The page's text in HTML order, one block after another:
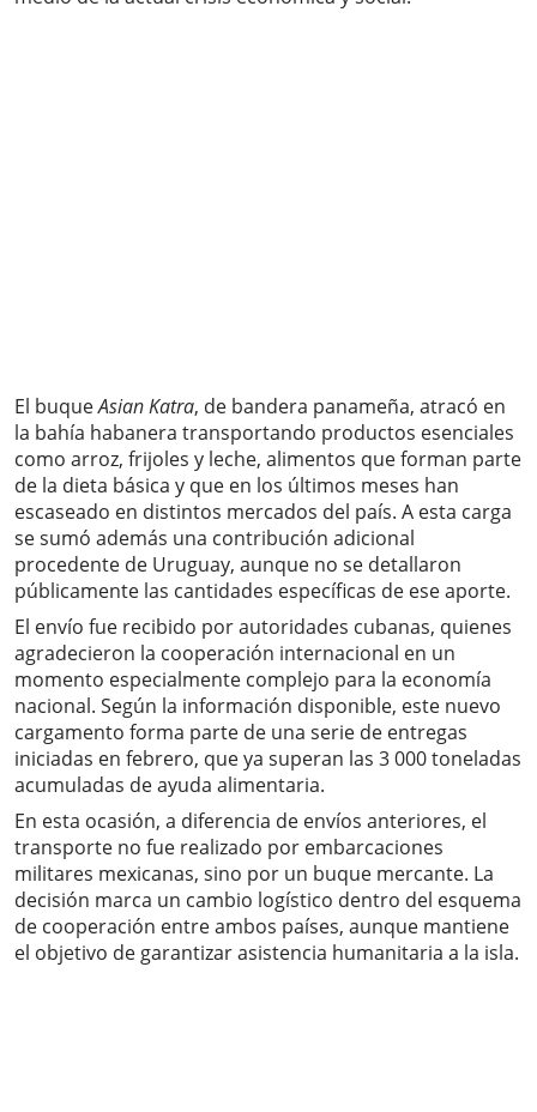
El buqueAsian Katra, de bandera panameña, atracó en
la bahía habanera transportando productos esenciales
como arroz, frijoles y leche, alimentos que forman parte
de la dieta básica y que en los últimos meses han
escaseado en distintos mercados del país. A esta carga
se sumó además una contribución adicional
procedente de Uruguay, aunque no se detallaron
públicamente las cantidades específicas de ese aporte.
El envío fue recibido por autoridades cubanas, quienes
agradecieron la cooperación internacional en un
momento especialmente complejo para la economía
nacional. Según la información disponible, este nuevo
cargamento forma parte de una serie de entregas
iniciadas en febrero, que ya superan las 3 000 toneladas
acumuladas de ayuda alimentaria.
En esta ocasión, a diferencia de envíos anteriores, el
transporte no fue realizado por embarcaciones
militares mexicanas, sino por un buque mercante. La
decisión marca un cambio logístico dentro del esquema
de cooperación entre ambos países, aunque mantiene
el objetivo de garantizar asistencia humanitaria a la isla.